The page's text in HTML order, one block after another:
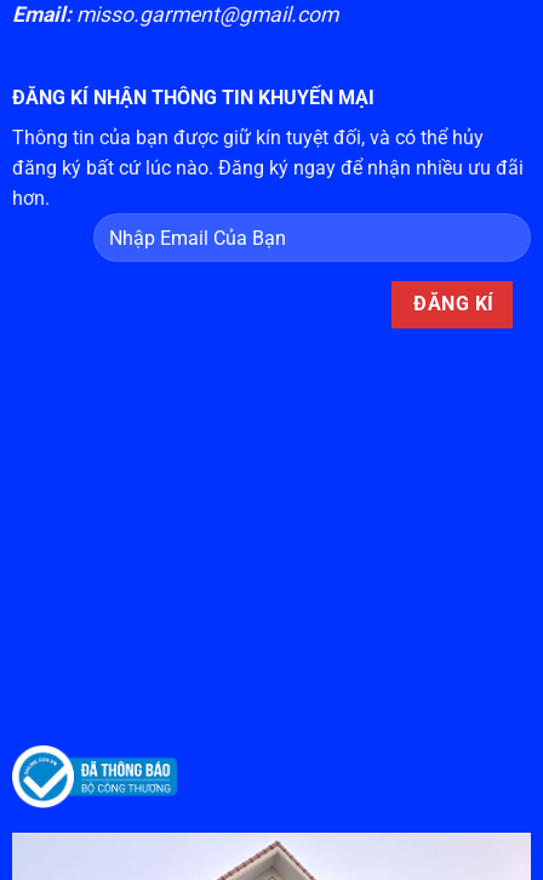
Email:misso.garment@gmail.com
ĐĂNG KÍ NHẬN THÔNG TIN KHUYẾN MẠI
Thông tin của bạn được giữ kín tuyệt đối, và có thể hủy
đăng ký bất cứ lúc nào. Đăng ký ngay để nhận nhiều ưu đãi
hơn.